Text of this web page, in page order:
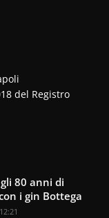
del Registro
80 anni di
i gin Bottega